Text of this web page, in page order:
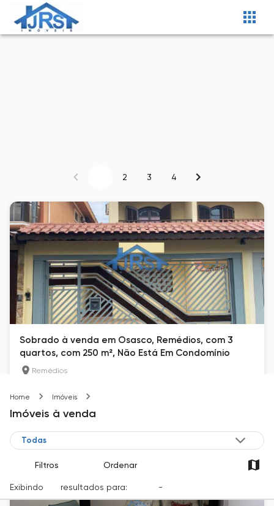
Home Imóveis
Imóveis à venda
Filtros Ordenar
Exibindo resultados para: -
2 3 4
Sobrado à venda em Osasco, Remédios, com 3
quartos, com 250 m², Não Está Em Condomínio
Remédios
250
R$ 1.064.000